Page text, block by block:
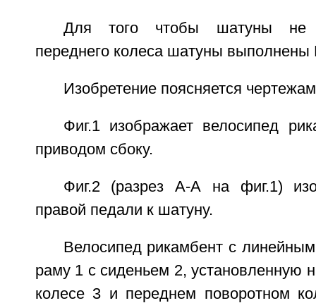
Для того чтобы шатуны не
переднего колеса шатуны выполнены
Изобретение поясняется
Фиг.1 изображает велосипед
приводом сбоку.
Фиг.2 (разрез А-А на фиг.1)
правой педали к шатуну.
Велосипед рикамбент с
раму 1 с сиденьем 2, установленную
колесе 3 и переднем поворотном